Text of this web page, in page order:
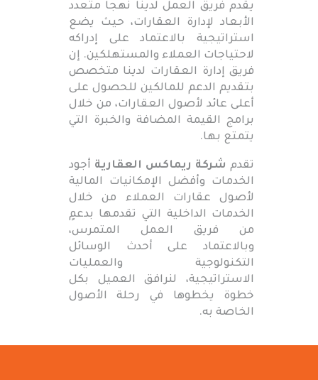
يقدم فريق العمل لدينا نهجاً متعدد
الأبعاد لإدارة العقارات، حيث يضع
استراتيجية بالاعتماد على إدراكه
لاحتياجات العملاء والمستهلكين. إن
فريق إدارة العقارات لدينا متخصص
بتقديم الدعم للمالكين للحصول على
أعلى عائد لأصول العقارات، من خلال
برامج القيمة المضافة والخبرة التي
يتمتع بها.
تقدم شركة ريماكس العقارية أجود
الخدمات وأفضل الإمكانيات المالية
لأصول عقارات العملاء من خلال
الخدمات الداخلية التي تقدمها بدعمٍ
من فريق العمل المتمرس،
وبالاعتماد على أحدث الوسائل
التكنولوجية والعمليات
الاستراتيجية، لنرافق العميل بكل
خطوة يخطوها في رحلة الأصول
الخاصة به.